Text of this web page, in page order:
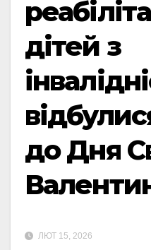
дітей з
до Дня
ЛЮТ 15, 2026